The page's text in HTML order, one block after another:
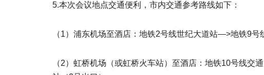
5.本次会议地点交通便利，市内交通参考路线如下：
（1）浦东机场至酒店：地铁2号线世纪大道站—>地铁9号
（2）虹桥机场（或虹桥火车站）至酒店：地铁10号线